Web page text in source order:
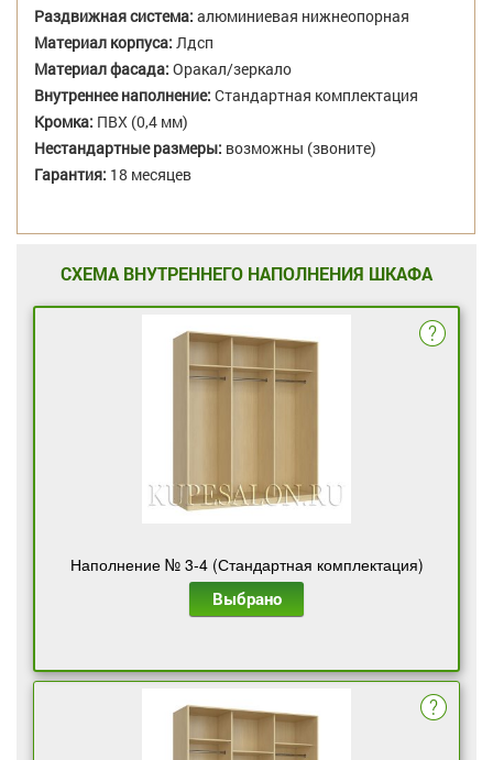
Раздвижная система: алюминиевая нижнеопорная
Материал корпуса: Лдсп
Материал фасада: Оракал/зеркало
Внутреннее наполнение: Стандартная комплектация
Кромка: ПВХ (0,4 мм)
Нестандартные размеры: возможны (звоните)
Гарантия: 18 месяцев
СХЕМА ВНУТРЕННЕГО НАПОЛНЕНИЯ ШКАФА
Наполнение № 3-4 (Стандартная комплектация)
Выбрано